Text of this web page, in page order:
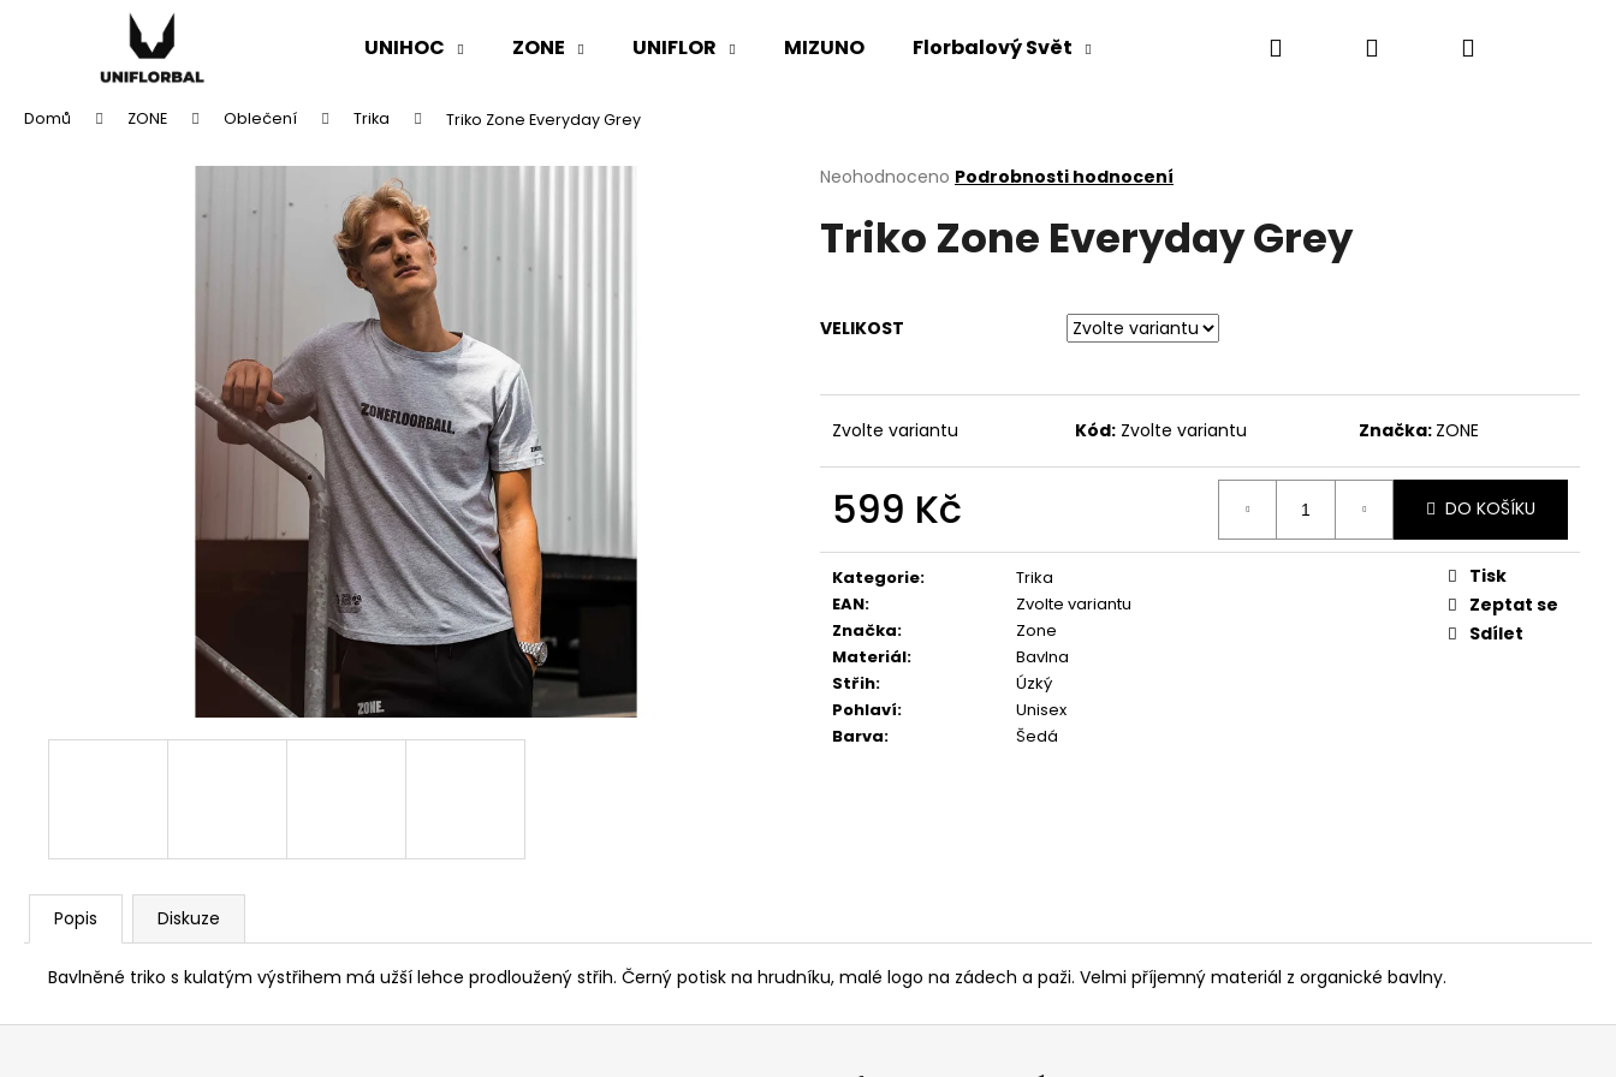
UNIHOC ZONE UNIFLOR MIZUNO Florbalový Svět Hledat PřihlášeníNákupní
Domů ZONE Oblečení Trika Triko Zone Everyday Grey
Průměrné
produktu
hvězdiček.
Neohodnoceno Podrobnosti hodnocení
Triko Zone Everyday Grey
VELIKOST
Zvolte variantu Kód: Zvolte variantu Značka: ZONE
599 Kč
cena:
DO KOŠÍKU
Kategorie:
Trika
EAN:
Zvolte variantu
Značka:
Zone
Materiál:
Bavlna
Střih:
Úzký
Pohlaví:
Unisex
Barva: Šedá
Tisk
Zeptat se
Sdílet
Popis Diskuze
Bavlněné triko s kulatým výstřihem má užší lehce prodloužený střih. Černý potisk na hrudníku, malé logo na zádech a paži. Velmi příjemný materiál z organické bavlny.
obchodu
obchodu
Co potřebujete najít?
HLEDAT
Z